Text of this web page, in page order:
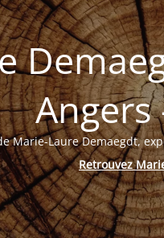
Angers
Marie-Laure Demaegdt,
Retrouvez